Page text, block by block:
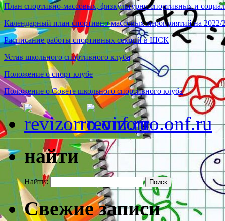
План спортивно-массовых, физкультурно-спортивных и
Календарный план спортивно-массовых мероприятий на 2022/
Расписание работы спортивных секций в ШСК
Устав школьного спортивного клуба
Положение о спорт клубе
Положение о Совете школьного спортивного клуба
найти
Найти:
Свежие записи